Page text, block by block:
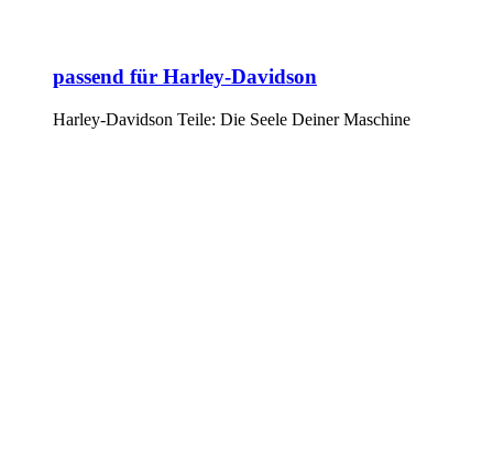
passend für Harley-Davidson
Harley-Davidson Teile: Die Seele Deiner Maschine